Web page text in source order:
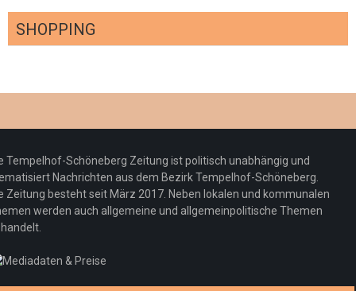
SHOPPING
Redaktion 23. Juli 2026
Pepe Jeans London mit Summer Sale und
neuer Kollektion
Redaktion 19. Juli 2026
Woher kommt der Honig? – Neue EU-
Regeln gelten 14. Juni
drei neue Specials zur Fußball-WM
Tempelhof-Schöneberg Zeitung ist politisch unabhängig und
Nachrichten aus dem Bezirk Tempelhof-Schöneberg.
Zeitung besteht seit März 2017. Neben lokalen und kommunalen
werden auch allgemeine und allgemeinpolitische Themen